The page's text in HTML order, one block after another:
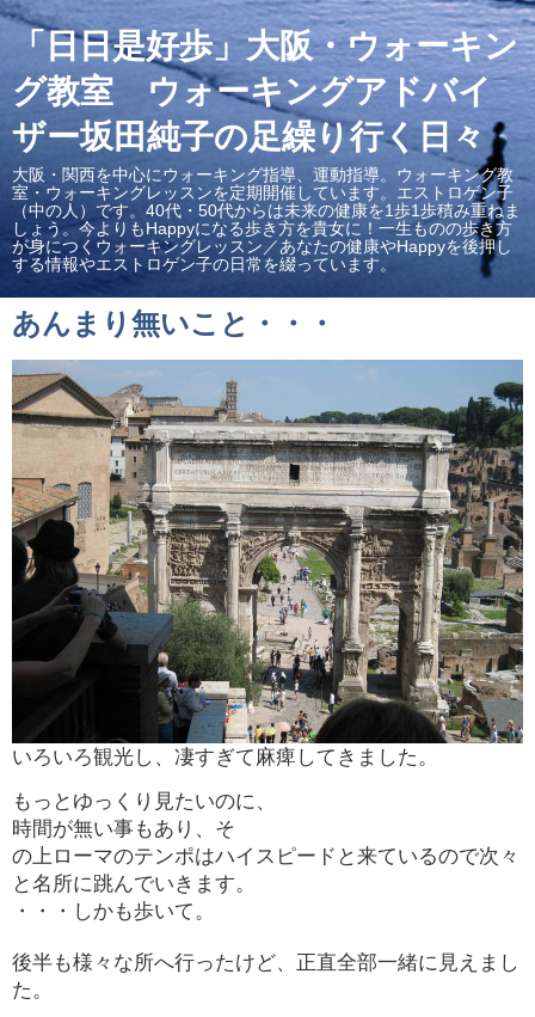
「日日是好歩」大阪・ウォーキン
グ教室 ウォーキングアドバイ
ザー坂田純子の足繰り行く日々
大阪・関西を中心にウォーキング指導、運動指導。ウォーキング教
室・ウォーキングレッスンを定期開催しています。エストロゲン子
（中の人）です。40代・50代からは未来の健康を1歩1歩積み重ねま
しょう。今よりもHappyになる歩き方を貴女に！一生ものの歩き方
が身につくウォーキングレッスン／あなたの健康やHappyを後押し
する情報やエストロゲン子の日常を綴っています。
あんまり無いこと・・・
いろいろ観光し、凄すぎて麻痺してきました。
もっとゆっくり見たいのに、
時間が無い事もあり、そ
の上ローマのテンポはハイスピードと来ているので次々
と名所に跳んでいきます。
・・・しかも歩いて。
後半も様々な所へ行ったけど、正直全部一緒に見えまし
た。